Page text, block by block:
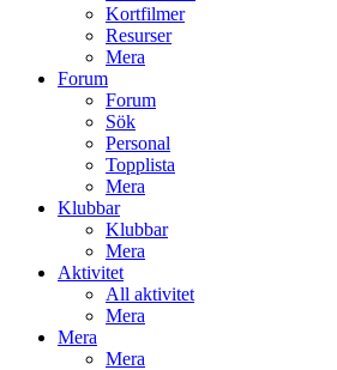
Kortfilmer
Resurser
Mera
Forum
Forum
Sök
Personal
Topplista
Mera
Klubbar
Klubbar
Mera
Aktivitet
All aktivitet
Mera
Mera
Mera